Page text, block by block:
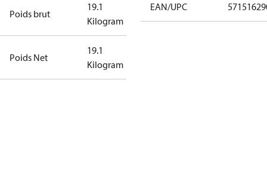
Poids brut
19.1
Kilogram
Poids Net
19.1
Kilogram
EAN/UPC